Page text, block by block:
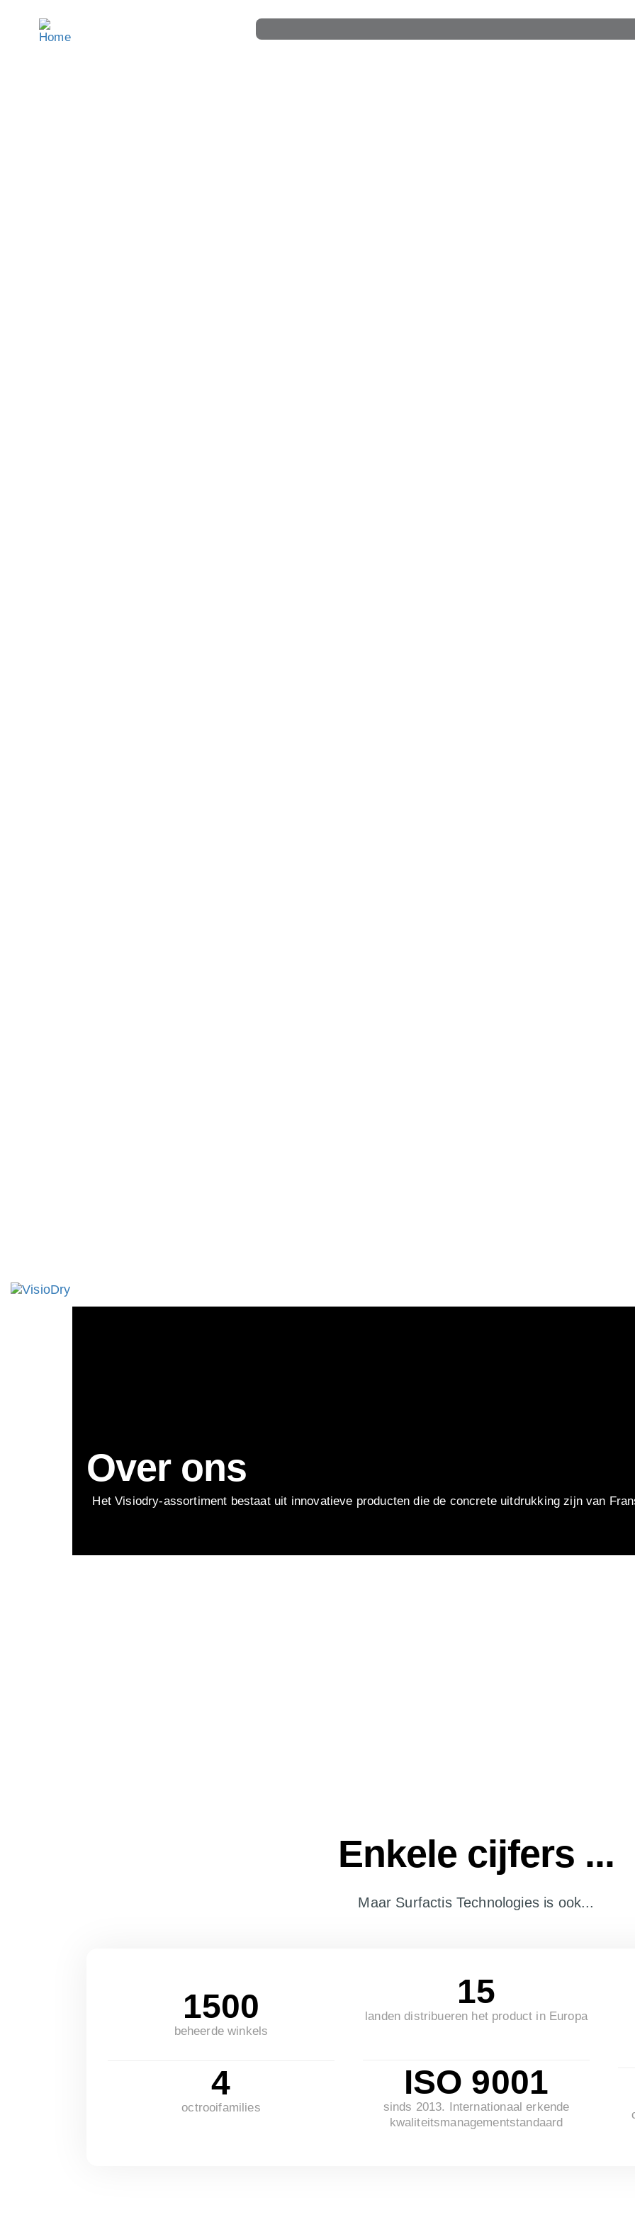
Over ons
Het Visiodry-assortiment bestaat uit innovatieve producten die de concrete uitdrukking zijn van
Enkele cijfers ...
Maar Surfactis Technologies is ook...
1500
beheerde winkels
4
octrooifamilies
15
landen distribueren het product in Europa
ISO 9001
sinds 2013. Internationaal erkende
kwaliteitsmanagementstandaard